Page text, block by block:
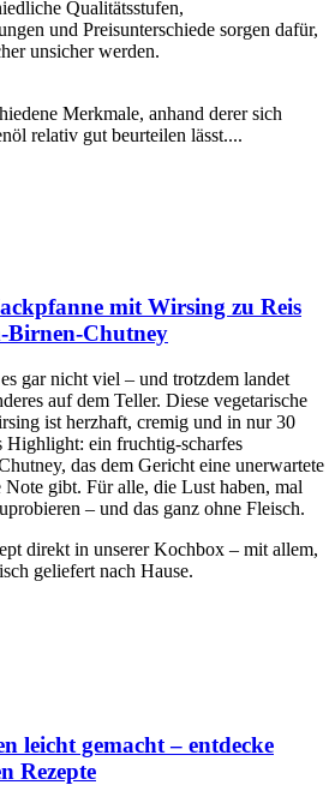
Qualitätsstufen,
und Preisunterschiede sorgen dafür,
unsicher werden.
Merkmale, anhand derer sich
relativ gut beurteilen lässt....
mit Wirsing zu Reis
Birnen-Chutney
gar nicht viel – und trotzdem landet
auf dem Teller. Diese vegetarische
ist herzhaft, cremig und in nur 30
Highlight: ein fruchtig-scharfes
das dem Gericht eine unerwartete
Note gibt. Für alle, die Lust haben, mal
– und das ganz ohne Fleisch.
direkt in unserer Kochbox – mit allem,
geliefert nach Hause.
leicht gemacht – entdecke
Rezepte